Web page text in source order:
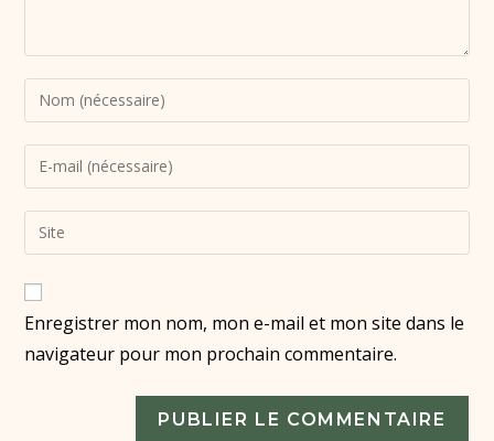
Enregistrer mon nom, mon e-mail et mon site dans le
navigateur pour mon prochain commentaire.